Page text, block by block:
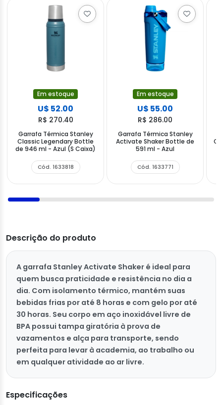
Em estoque
U$ 52.00
R$ 270.40
Garrafa Térmica Stanley
Classic Legendary Bottle
de 946 ml - Azul (S Caixa)
Cód. 1633818
Em estoque
U$ 55.00
R$ 286.00
Garrafa Térmica Stanley
Activate Shaker Bottle de
591 ml - Azul
Cód. 1633771
Descrição do produto
A garrafa Stanley Activate Shaker é ideal para
quem busca praticidade e resistência no dia a
dia. Com isolamento térmico, mantém suas
bebidas frias por até 8 horas e com gelo por até
30 horas. Seu corpo em aço inoxidável livre de
BPA possui tampa giratória à prova de
vazamentos e alça para transporte, sendo
perfeita para levar à academia, ao trabalho ou
em qualquer atividade ao ar livre.
Especificações